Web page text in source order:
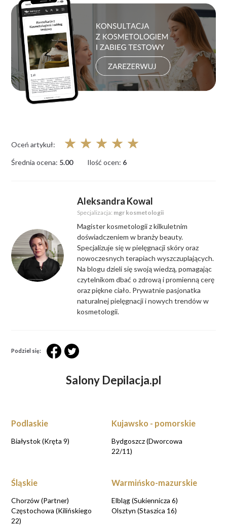
Oceń artykuł: ☆ ☆ ☆ ☆ ☆
Średnia ocena: 5.00 Ilość ocen: 6
Aleksandra Kowal
Specjalizacja: mgr kosmetologii
Magister kosmetologii z kilkuletnim
doświadczeniem w branży beauty.
Specjalizuje się w pielęgnacji skóry oraz
nowoczesnych terapiach wyszczuplających.
Na blogu dzieli się swoją wiedzą, pomagając
czytelnikom dbać o zdrową i promienną cerę
oraz piękne ciało. Prywatnie pasjonatka
naturalnej pielęgnacji i nowych trendów w
kosmetologii.
Podziel się:
Salony Depilacja.pl
Podlaskie
Białystok (Kręta 9)
Kujawsko - pomorskie
Bydgoszcz (Dworcowa
22/11)
Śląskie
Chorzów (Partner)
Częstochowa (Kilińskiego
22)
Warmińsko-mazurskie
Elbląg (Sukiennicza 6)
Olsztyn (Staszica 16)